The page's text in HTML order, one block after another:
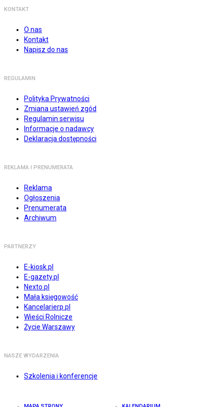
KONTAKT
O nas
Kontakt
Napisz do nas
REGULAMIN
Polityka Prywatności
Zmiana ustawień zgód
Regulamin serwisu
Informacje o nadawcy
Deklaracja dostępności
REKLAMA I PRENUMERATA
Reklama
Ogłoszenia
Prenumerata
Archiwum
PARTNERZY
E-kiosk.pl
E-gazety.pl
Nexto.pl
Mała księgowość
Kancelarierp.pl
Wieści Rolnicze
Życie Warszawy
NASZE WYDARZENIA
Szkolenia i konferencje